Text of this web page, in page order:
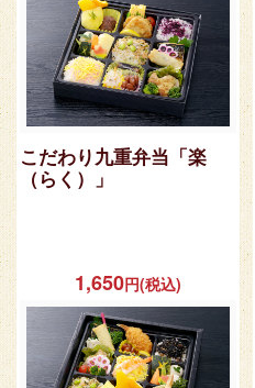
こだわり九重弁当「楽
（らく）」
1,650円(税込)